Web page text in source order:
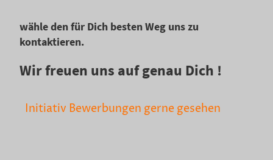
wähle den für Dich besten Weg uns zu
kontaktieren.
Wir freuen uns auf genau Dich !
Initiativ Bewerbungen gerne gesehen